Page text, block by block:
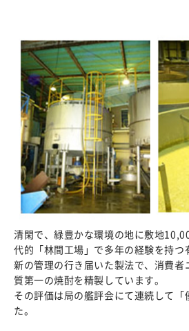
清閑で、緑豊かな環境の地に敷地
代的「林間工場」で多年の経験を持つ
新の管理の行き届いた製法で、消費者
質第一の焼酎を精製しています。
その評価は局の艦評会にて連続して「
た。